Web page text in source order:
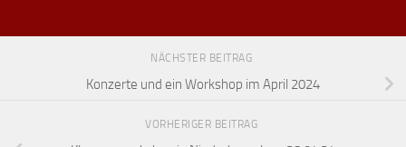
NÄCHSTER BEITRAG
Konzerte und ein Workshop im April 2024
VORHERIGER BEITRAG